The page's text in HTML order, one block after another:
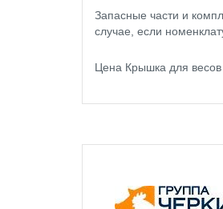
Запасные части и
случае, если
Цена Крышка для